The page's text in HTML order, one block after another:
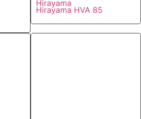
Hirayama
Hirayama HVA 85